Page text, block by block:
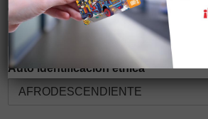
Género*
Auto identificación étnica*